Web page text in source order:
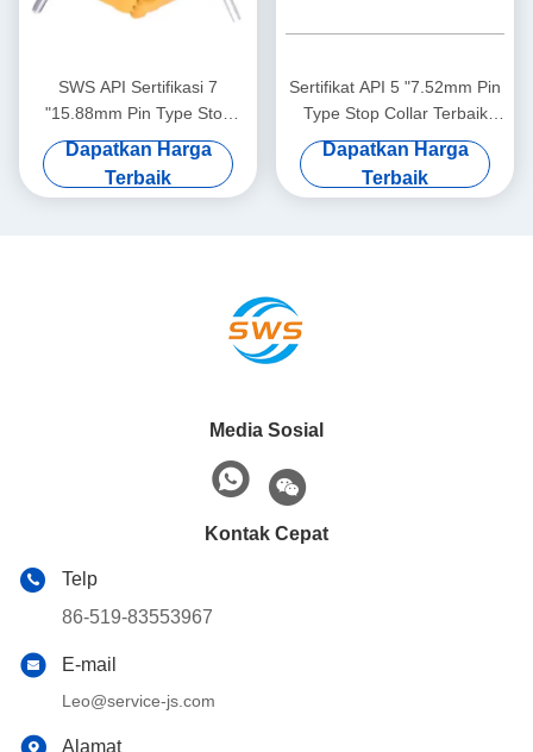
SWS API Sertifikasi 7
"15.88mm Pin Type Stop
Collar 1 Tahun Garansi
untuk Aplikasi Oil & Gas
Casing Centralizer
Dapatkan Harga
Terbaik
Sertifikat API 5 "7.52mm Pin
Type Stop Collar Terbaik
Menjual SWS High Carbon
Steel Movement Limiter
untuk Casing Centralizers
Dapatkan Harga
Terbaik
Media Sosial
Kontak Cepat
Telp
86-519-83553967
E-mail
Leo@service-js.com
Alamat